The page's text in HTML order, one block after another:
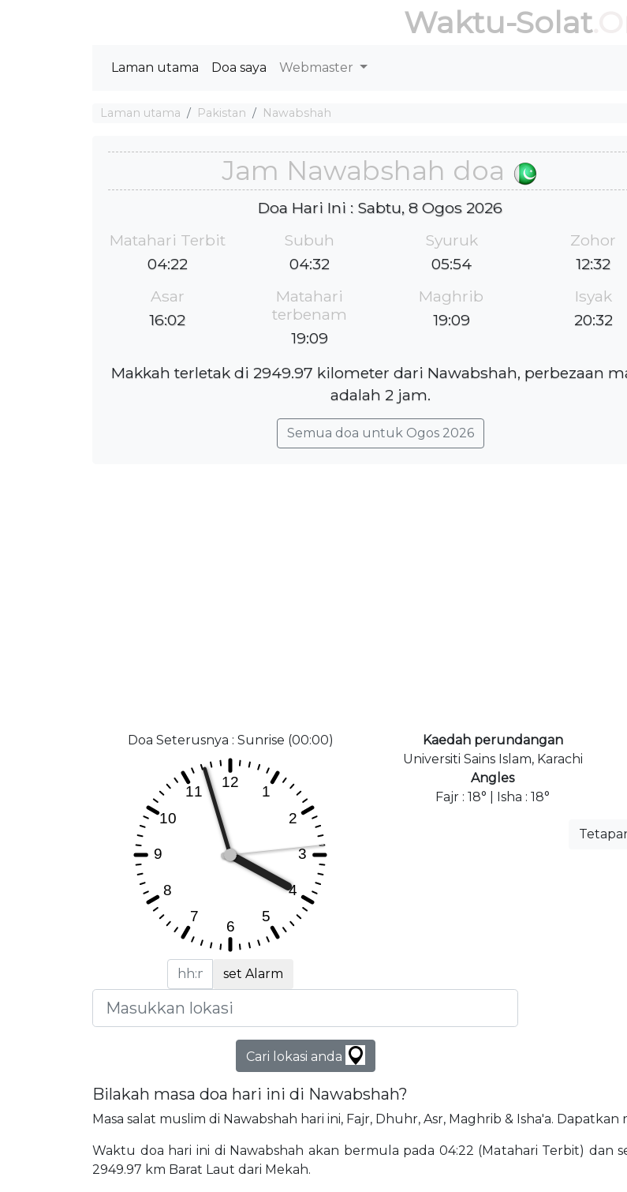
Waktu-Solat
Laman utama Doa saya Webmaster
Laman utama Pakistan Nawabshah
Jam Nawabshah doa
Doa Hari Ini : Sabtu, 8 Ogos 2026
Matahari Terbit
04:22
Subuh
04:32
Syuruk
05:54
Zohor
12:32
Asar
16:02
Matahari
terbenam
19:09
Maghrib
19:09
Isyak
20:32
Makkah terletak di 2949.97 kilometer dari Nawabshah, perbezaan
adalah 2 jam.
Semua doa untuk Ogos 2026
Doa Seterusnya : Sunrise (00:00)
set Alarm
Kaedah perundangan
Universiti Sains Islam, Karachi
Angles
Fajr : 18° | Isha : 18°
Cari lokasi anda
Bilakah masa doa hari ini di Nawabshah?
Masa salat muslim di Nawabshah hari ini, Fajr, Dhuhr, Asr, Maghrib & Isha'a. Dapatkan
Waktu doa hari ini di Nawabshah akan bermula pada 04:22 (Matahari Terbit) dan
2949.97 km Barat Laut dari Mekah.